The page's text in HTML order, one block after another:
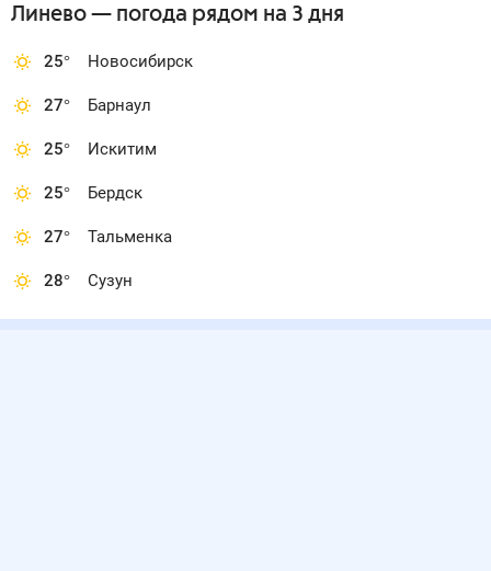
Линево— погода рядом на 3 дня
25° Новосибирск
27° Барнаул
25° Искитим
25° Бердск
27° Тальменка
28° Сузун